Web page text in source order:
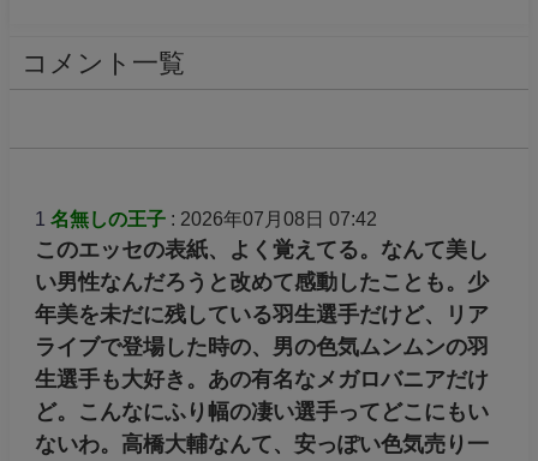
コメント一覧
1 名無しの王子: 2026年07月08日 07:42
このエッセの表紙、よく覚えてる。なんて美し
い男性なんだろうと改めて感動したことも。少
年美を未だに残している羽生選手だけど、リア
ライブで登場した時の、男の色気ムンムンの羽
生選手も大好き。あの有名なメガロバニアだけ
ど。こんなにふり幅の凄い選手ってどこにもい
ないわ。高橋大輔なんて、安っぽい色気売り一